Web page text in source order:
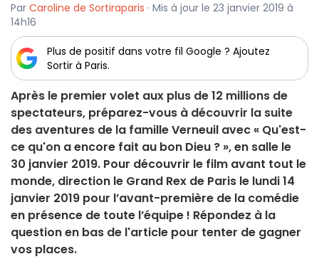
Par Caroline de Sortiraparis · Mis à jour le 23 janvier 2019 à
14h16
Plus de positif dans votre fil Google ? Ajoutez
Sortir à Paris.
Après le premier volet aux plus de 12 millions de
spectateurs, préparez-vous à découvrir la suite
des aventures de la famille Verneuil avec « Qu'est-
ce qu'on a encore fait au bon Dieu ? », en salle le
30 janvier 2019. Pour découvrir le film avant tout le
monde, direction le Grand Rex de Paris le lundi 14
janvier 2019 pour l’avant-première de la comédie
en présence de toute l’équipe ! Répondez à la
question en bas de l'article pour tenter de gagner
vos places.